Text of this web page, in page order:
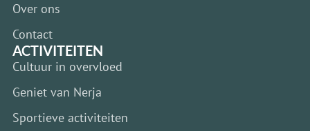
Over ons
Contact
ACTIVITEITEN
Cultuur in overvloed
Geniet van Nerja
Sportieve activiteiten